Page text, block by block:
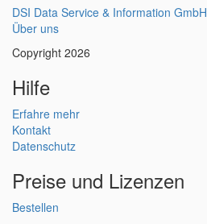
DSI Data Service & Information GmbH
Über uns
Copyright 2026
Hilfe
Erfahre mehr
Kontakt
Datenschutz
Preise und Lizenzen
Bestellen